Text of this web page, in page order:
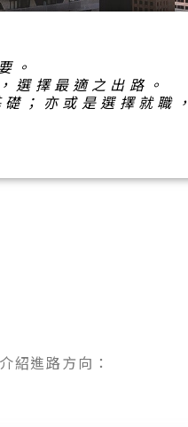
。
選擇最適之出路。
；亦或是選擇就職，
紹進路方向：